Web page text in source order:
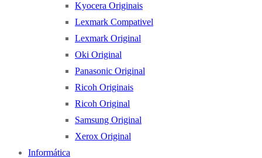
Kyocera Originais
Lexmark Compativel
Lexmark Original
Oki Original
Panasonic Original
Ricoh Originais
Ricoh Original
Samsung Original
Xerox Original
Informática